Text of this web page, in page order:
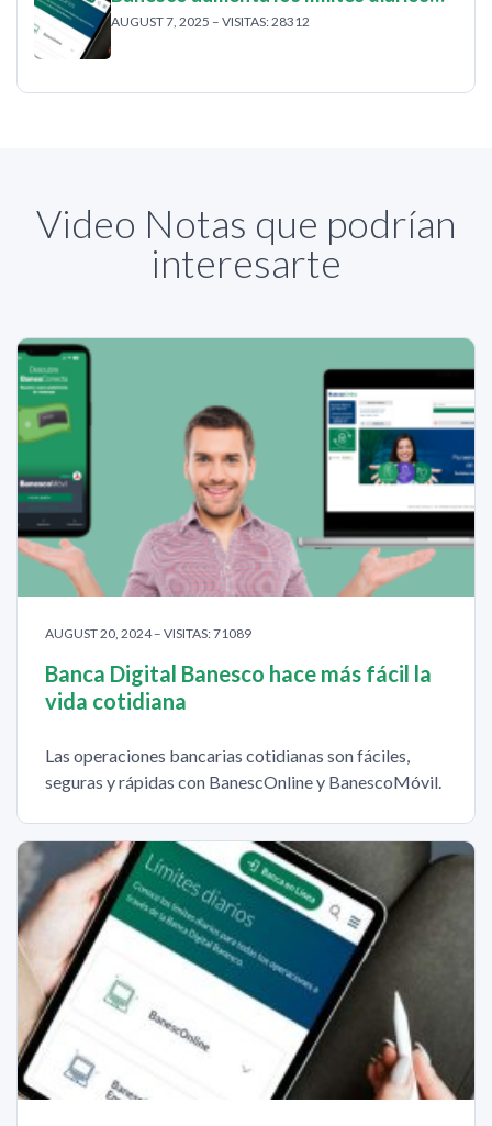
AUGUST 7, 2025 – VISITAS: 28312
Video Notas que podrían
interesarte
AUGUST 20, 2024 – VISITAS: 71089
Banca Digital Banesco hace más fácil la
vida cotidiana
Las operaciones bancarias cotidianas son fáciles,
seguras y rápidas con BanescOnline y BanescoMóvil.